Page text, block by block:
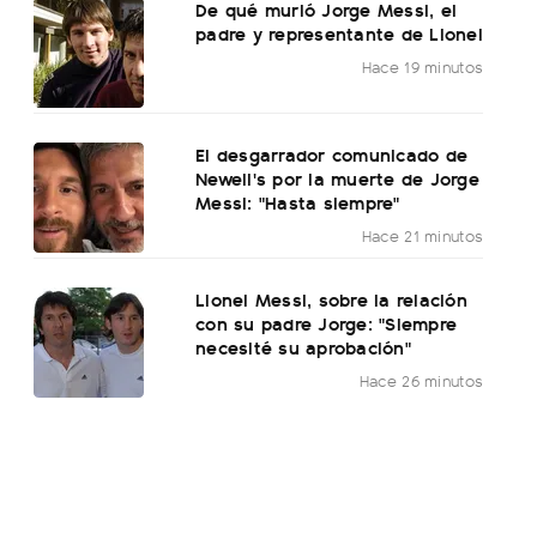
De qué murió Jorge Messi, el
padre y representante de Lionel
Hace 19 minutos
El desgarrador comunicado de
Newell's por la muerte de Jorge
Messi: "Hasta siempre"
Hace 21 minutos
Lionel Messi, sobre la relación
con su padre Jorge: "Siempre
necesité su aprobación"
Hace 26 minutos